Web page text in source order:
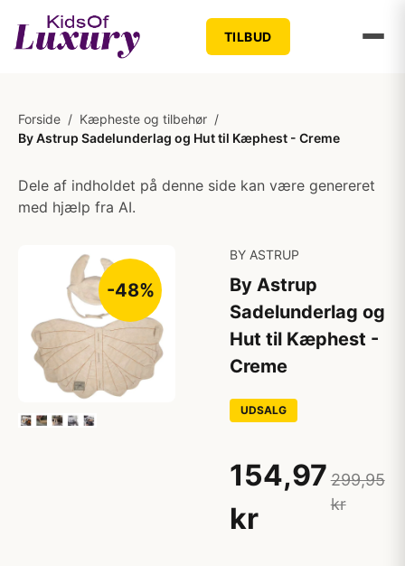
TILBUD
Forside / Kæpheste og tilbehør /
By Astrup Sadelunderlag og Hut til Kæphest - Creme
Dele af indholdet på denne side kan være genereret
med hjælp fra AI.
-48%
BY ASTRUP
By Astrup
Sadelunderlag og
Hut til Kæphest -
Creme
UDSALG
154,97
kr
299,95
kr